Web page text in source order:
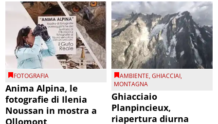
FOTOGRAFIA
Anima Alpina, le
fotografie di Ilenia
Noussan in mostra a
Ollomont
AMBIENTE,GHIACCIAI,
MONTAGNA
Ghiacciaio
Planpincieux,
riapertura diurna